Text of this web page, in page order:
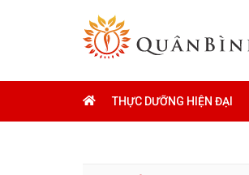
THỰC DƯỠNG HIỆN ĐẠI